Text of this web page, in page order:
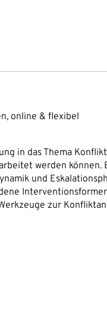
online & flexibel
in das Thema
werden
und
zur